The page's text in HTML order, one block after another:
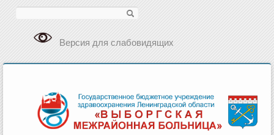
Версия для слабовидящих